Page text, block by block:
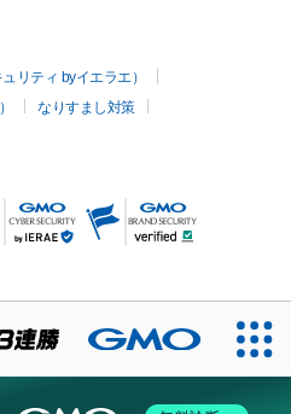
リティ byイエラエ）
なりすまし対策